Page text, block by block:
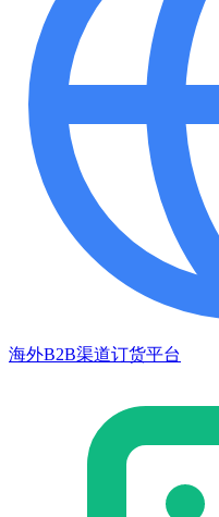
海外B2B渠道订货平台